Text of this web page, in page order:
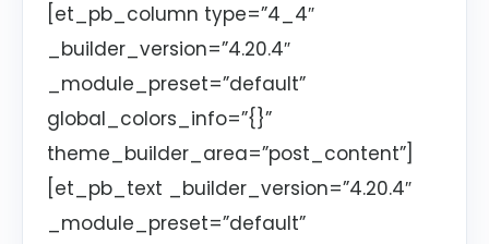
[et_pb_column type=”4_4″
_builder_version=”4.20.4″
_module_preset=”default”
global_colors_info=”{}”
theme_builder_area=”post_content”]
[et_pb_text _builder_version=”4.20.4″
_module_preset=”default”